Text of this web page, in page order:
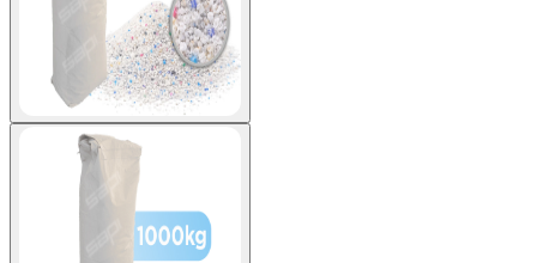
View larger image